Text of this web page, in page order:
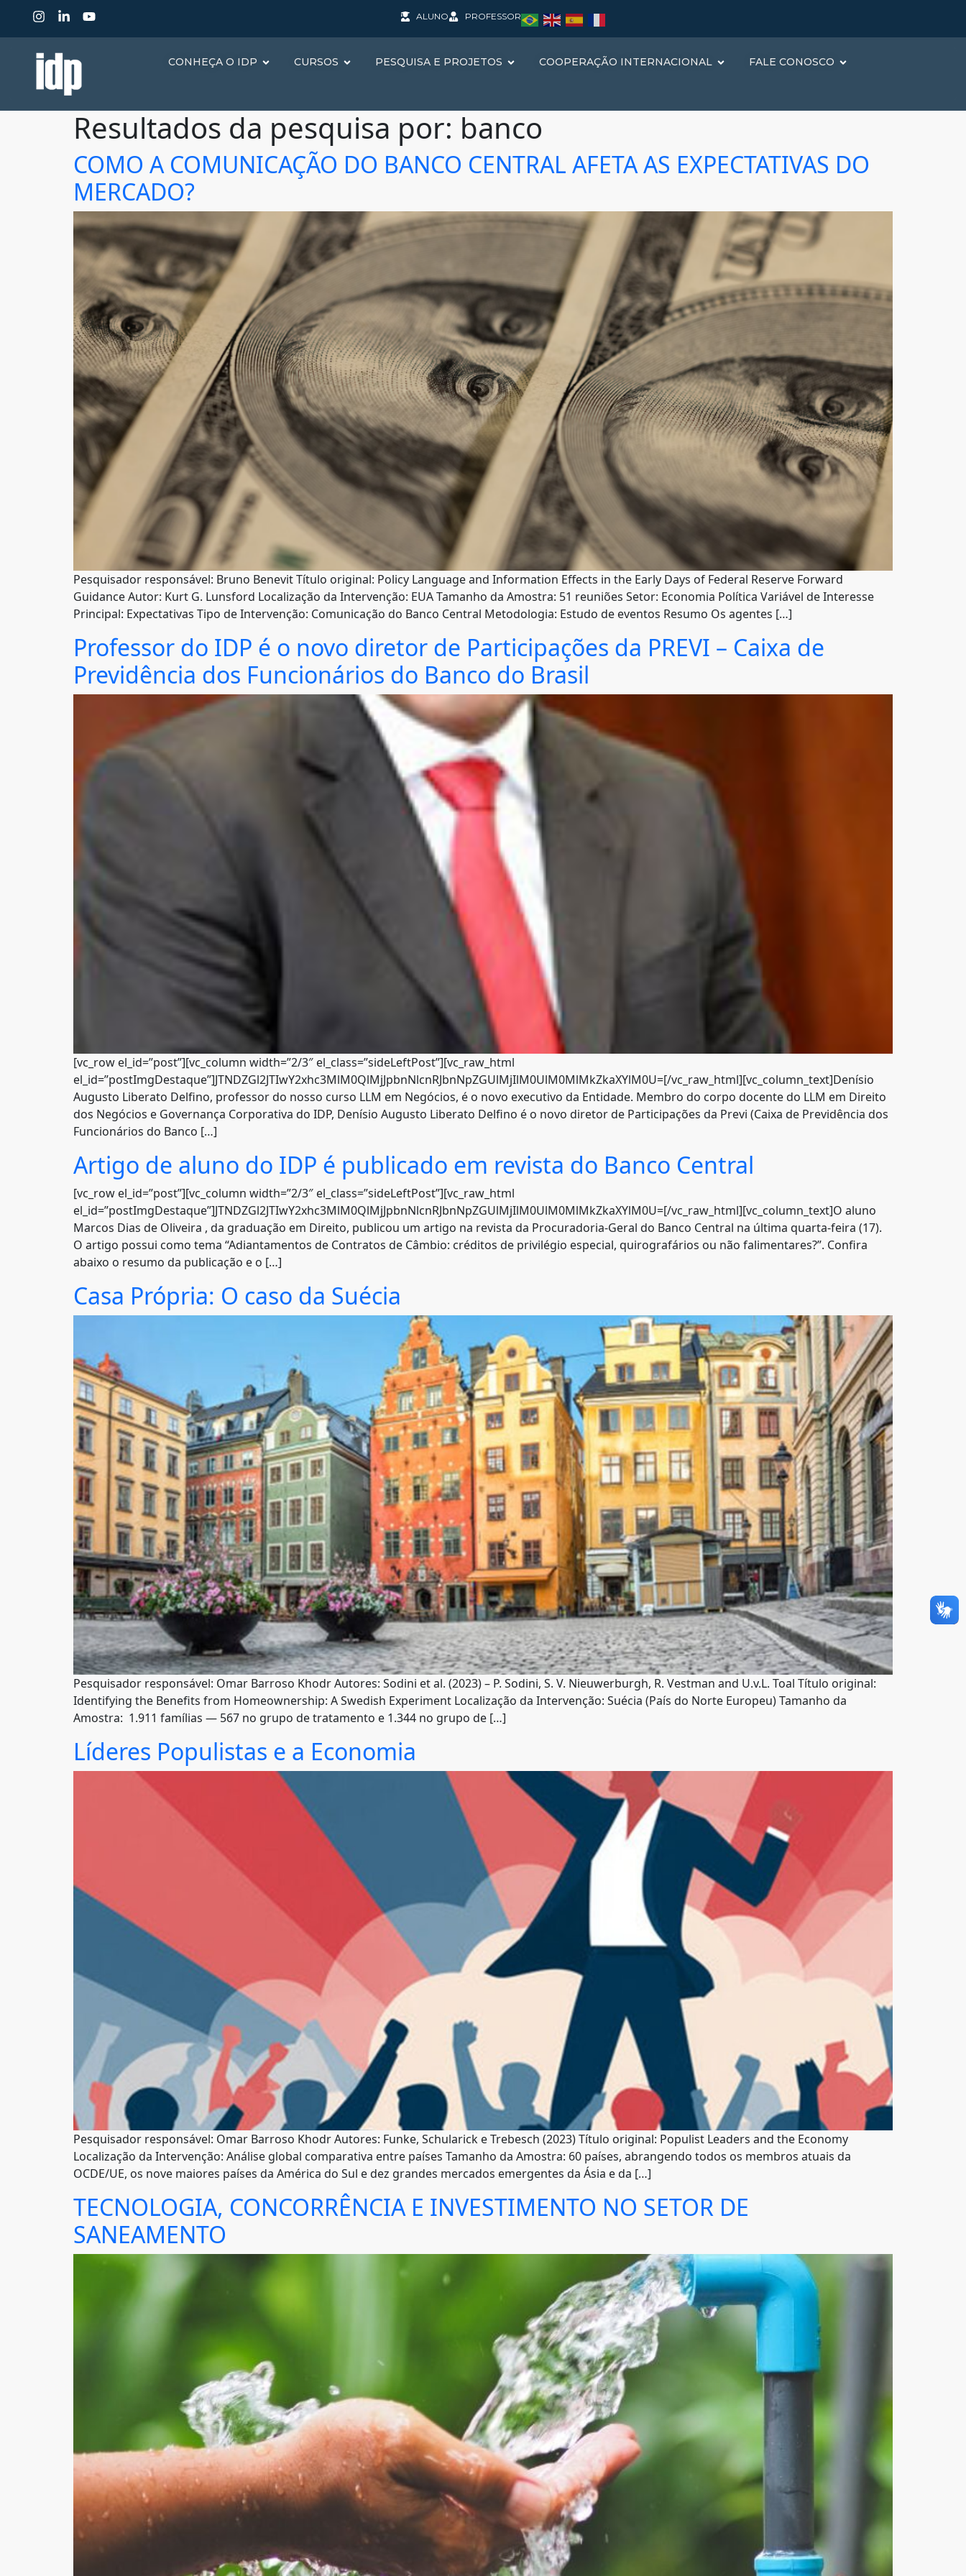
ALUNO PROFESSOR
CONHEÇA O IDP CURSOS PESQUISA E PROJETOS COOPERAÇÃO INTERNACIONAL FALE CONOSCO
Resultados da pesquisa por: banco
COMO A COMUNICAÇÃO DO BANCO CENTRAL AFETA AS EXPECTATIVAS DO
MERCADO?
Pesquisador responsável: Bruno Benevit Título original: Policy Language and Information Effects in the Early Days of Federal Reserve Forward
Guidance Autor: Kurt G. Lunsford Localização da Intervenção: EUA Tamanho da Amostra: 51 reuniões Setor: Economia Política Variável de Interesse
Principal: Expectativas Tipo de Intervenção: Comunicação do Banco Central Metodologia: Estudo de eventos Resumo Os agentes […]
Professor do IDP é o novo diretor de Participações da PREVI – Caixa de
Previdência dos Funcionários do Banco do Brasil
[vc_row el_id=”post”][vc_column width=”2/3″ el_class=”sideLeftPost”][vc_raw_html
el_id=”postImgDestaque”]JTNDZGl2JTIwY2xhc3MlM0QlMjJpbnNlcnRJbnNpZGUlMjIlM0UlM0MlMkZkaXYlM0U=[/vc_raw_html][vc_column_text]Denísio
Augusto Liberato Delfino, professor do nosso curso LLM em Negócios, é o novo executivo da Entidade. Membro do corpo docente do LLM em Direito
dos Negócios e Governança Corporativa do IDP, Denísio Augusto Liberato Delfino é o novo diretor de Participações da Previ (Caixa de Previdência dos
Funcionários do Banco […]
Artigo de aluno do IDP é publicado em revista do Banco Central
[vc_row el_id=”post”][vc_column width=”2/3″ el_class=”sideLeftPost”][vc_raw_html
el_id=”postImgDestaque”]JTNDZGl2JTIwY2xhc3MlM0QlMjJpbnNlcnRJbnNpZGUlMjIlM0UlM0MlMkZkaXYlM0U=[/vc_raw_html][vc_column_text]O aluno
Marcos Dias de Oliveira , da graduação em Direito, publicou um artigo na revista da Procuradoria-Geral do Banco Central na última quarta-feira (17).
O artigo possui como tema “Adiantamentos de Contratos de Câmbio: créditos de privilégio especial, quirografários ou não falimentares?”. Confira
abaixo o resumo da publicação e o […]
Casa Própria: O caso da Suécia
Pesquisador responsável: Omar Barroso Khodr Autores: Sodini et al. (2023) – P. Sodini, S. V. Nieuwerburgh, R. Vestman and U.v.L. Toal Título original:
Identifying the Benefits from Homeownership: A Swedish Experiment Localização da Intervenção: Suécia (País do Norte Europeu) Tamanho da
Amostra: 1.911 famílias — 567 no grupo de tratamento e 1.344 no grupo de […]
Líderes Populistas e a Economia
Pesquisador responsável: Omar Barroso Khodr Autores: Funke, Schularick e Trebesch (2023) Título original: Populist Leaders and the Economy
Localização da Intervenção: Análise global comparativa entre países Tamanho da Amostra: 60 países, abrangendo todos os membros atuais da
OCDE/UE, os nove maiores países da América do Sul e dez grandes mercados emergentes da Ásia e da […]
TECNOLOGIA, CONCORRÊNCIA E INVESTIMENTO NO SETOR DE
SANEAMENTO